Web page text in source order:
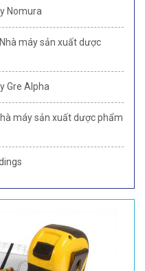
Nomura
máy sản xuất dược
Gre Alpha
máy sản xuất dược phẩm